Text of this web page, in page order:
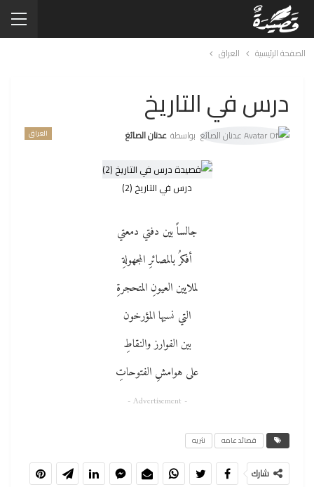
الصفحة الرئيسية العراق
درس في التاريخ
العراق بواسطة عدنان الصائغ
درس في التاريخ (2)
جالساً بين دفتي دمعتي
أفكرُ بالمصائرِ المجهولةِ
لملايين العيونِ المتحجرةِ
التي نسيها المؤرخون
بين الفوارز والنقاطِ
على هوامشِ الفتوحاتِ
- Advertisement -
قصائد عامه نثريه
شارك